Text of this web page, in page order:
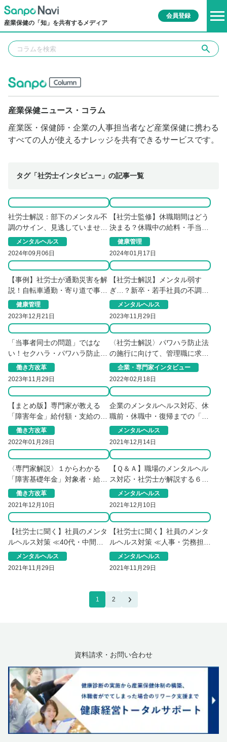
産業保健の「知」を共有するメディア
会員登録
産業保健ニュース・コラム
産業医・保健師・企業の人事担当者など産業保健に携わる
すべての人が使えるナレッジを共有できるサービスです。
タグ「社労士インタビュー」の記事一覧
社労士解説：部下のメンタル不
調のサイン、見逃していません
か？メンタルヘルス
2024年09月06日
【社労士監修】休職期間はどう
決まる？休職中の給料・手当・
手続き10の疑問
健康管理
2024年01月17日
【事例】社労士が通勤災害を解
説！自転車通勤・寄り道で事故
に遭ったら労災になる？
健康管理
2023年12月21日
【社労士解説】メンタル弱す
ぎ…？新卒・若手社員の不調原
因と企業の対応策
メンタルヘルス
2023年11月29日
「当事者同士の問題」ではな
い！セクハラ・パワハラ防止の
根本的な対策とは
働き方改革
2023年11月29日
〈社労士解説〉パワハラ防止法
の施行に向けて、管理職に求め
られる対策とは
企業・専門家インタビュー
2022年02月18日
【まとめ版】専門家が教える
「障害年金」給付額・支給の３
要件・請求手続きの基本
働き方改革
2022年01月28日
企業のメンタルヘルス対応、休
職前・休職中・復帰までの「最
善」の対応とは
メンタルヘルス
2021年12月14日
〈専門家解説〉１からわかる
「障害基礎年金」対象者・給付
額・申請方法の基本
働き方改革
2021年12月10日
【Ｑ＆Ａ】職場のメンタルヘル
ス対応・社労士が解説する６つ
のポイント
メンタルヘルス
2021年12月10日
【社労士に聞く】社員のメンタ
ルヘルス対策 ≪40代・中間管
理職編≫
メンタルヘルス
2021年11月29日
【社労士に聞く】社員のメンタ
ルヘルス対策 ≪人事・労務担当
者編≫
メンタルヘルス
2021年11月29日
1 2
資料請求・お問い合わせ